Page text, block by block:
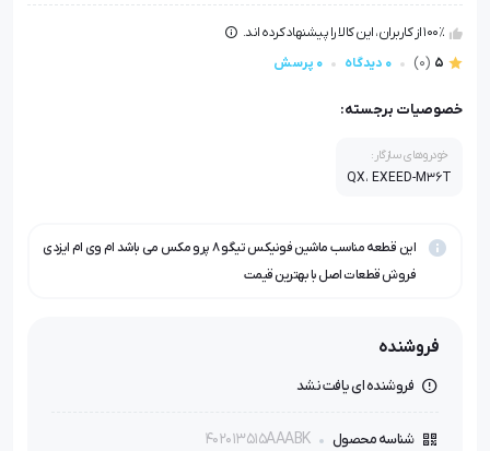
100٪ از کاربران، این کالا را پیشنهاد کرده اند.
5
(0) 0 دیدگاه 0 پرسش
خصوصیات برجسته:
خودروهای سازگار:
QX، EXEED-M36T
این قطعه مناسب ماشین فونیکس تیگو ۸ پرو مکس می باشد ام وی ام ایزدی
فروش قطعات اصل با بهترین قیمت
فروشنده
فروشنده ای یافت نشد
شناسه محصول 402013515AAABK